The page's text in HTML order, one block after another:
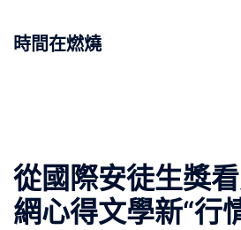
時間在燃燒
從國際安徒生獎
網心得文學新“行